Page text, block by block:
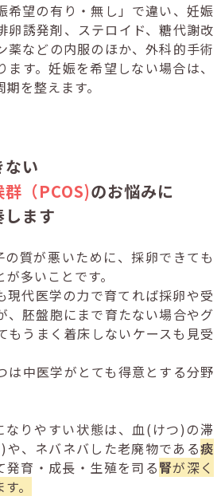
希望の有り・無し」で違い、妊娠
卵誘発剤、ステロイド、糖代謝改
薬などの内服のほか、外科的手術
す。妊娠を希望しない場合は、
を整えます。
い
（PCOS)のお悩みに
ます
の質が悪いために、採卵できても
多いことです。
現代医学の力で育てれば採卵や受
、胚盤胞にまで育たない場合やグ
もうまく着床しないケースも見受
は中医学がとても得意とする分野
なりやすい状態は、血(けつ)の滞
や、ネバネバした老廃物である痰
育・成長・生殖を司る腎が深く
。